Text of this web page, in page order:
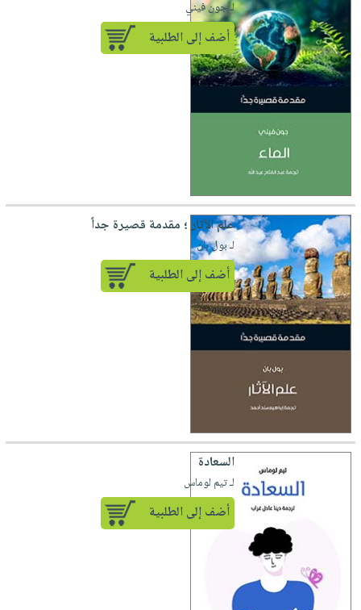
لـ جون فيني
أضف إلى الطلبية
علم الآثار ؛ مقدمة قصيرة جداً
لـ بول بان
أضف إلى الطلبية
السعادة
لـ تيم لوماس
أضف إلى الطلبية